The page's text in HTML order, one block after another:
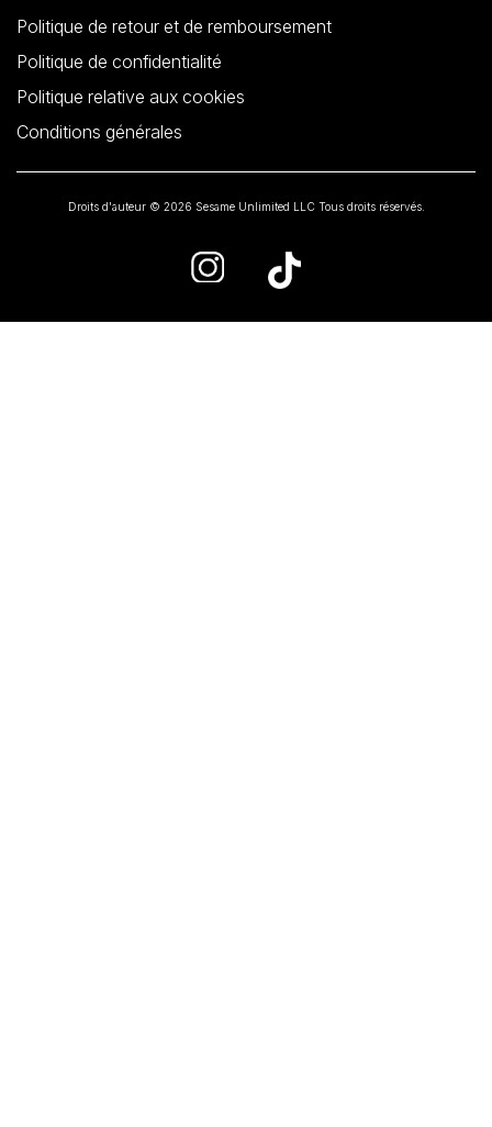
Politique de retour et de remboursement
Politique de confidentialité
Politique relative aux cookies
Conditions générales
Droits d'auteur © 2026 Sesame Unlimited LLC Tous droits réservés.